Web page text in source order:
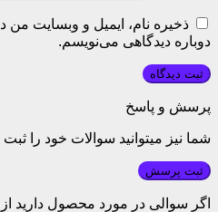
ذخیره نام، ایمیل و وبسایت من
دوباره دیدگاهی می‌نویسم.
پرسش و پاسخ
شما نیز میتوانید سوالات خود را ثبت
ثبت پرسش
اگر سوالی در مورد محصول دارید